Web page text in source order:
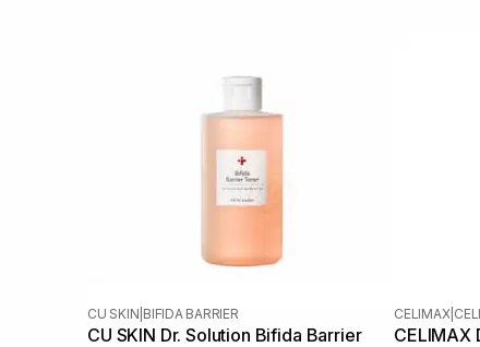
CU SKIN BIFIDA BARRIER
CU SKIN Dr. Solution Bifida Barrier
CELIMAX
CELIMAX